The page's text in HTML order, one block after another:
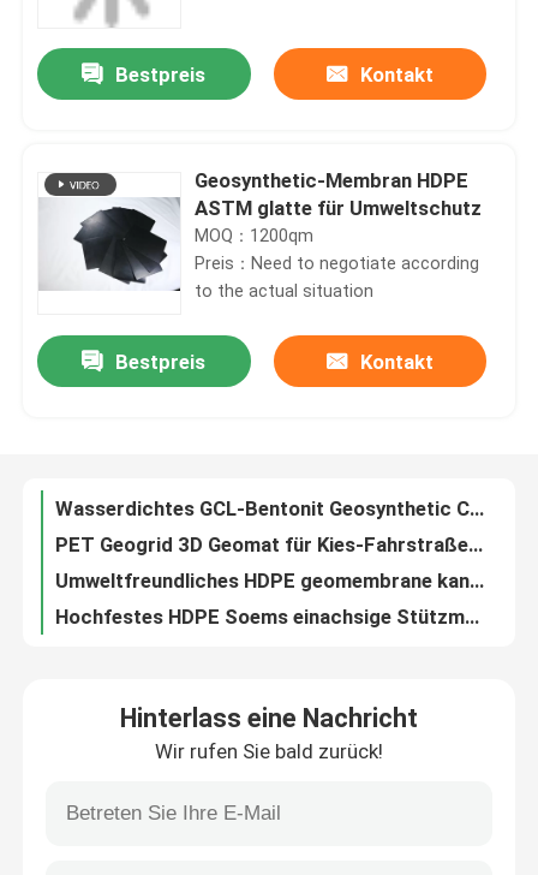
Haus
Produkte
Videos
Qualitätskontrolle
Fordern Sie ein Zitat
Geosynthetic-Gewebe
Bestpreis Kontakt
Geosynthetic-Membran HDPE
ASTM glatte für Umweltschutz
MOQ：1200qm
Preis：Need to negotiate according
to the actual situation
Bestpreis Kontakt
Wasserdichtes GCL-Bentonit Geosynthetic Clay Liner Blanket For Track
Müllgruben-Teich-HDPE Grübchen gebildetes Membran-Brett für Wand-Entwässerung
Bentonit-Geotextilien Clay Liner Soems GCL für Straßen-Verdammungen
Kundengebundene 80 Mil-HDPE Zwischenlage Geomembrane für Verdammung
Einachsige Geogrid Bodenverfestigung Polypropylen HDPE Geosynthetic
Hinterlass eine Nachricht
Wir rufen Sie bald zurück!